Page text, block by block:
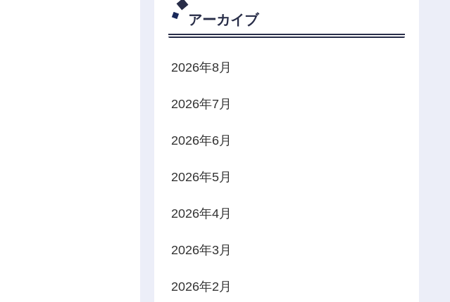
アーカイブ
2026年8月
2026年7月
2026年6月
2026年5月
2026年4月
2026年3月
2026年2月